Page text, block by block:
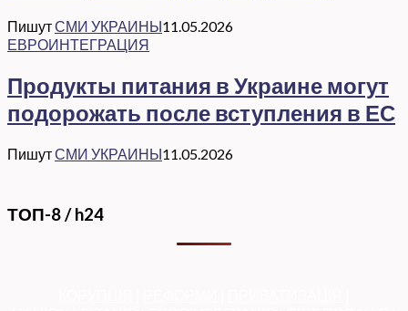
ПишутСМИ УКРАИНЫ11.05.2026
ЕВРОИНТЕГРАЦИЯ
Продукты питания в Украине могут
подорожать после вступления в ЕС
ПишутСМИ УКРАИНЫ11.05.2026
ТОП-8 / h24